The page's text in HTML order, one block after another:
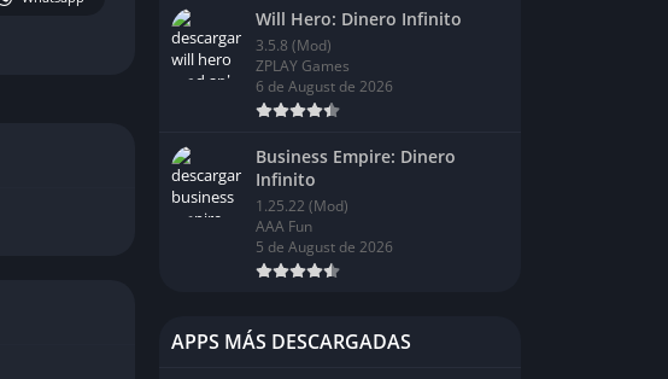
Will Hero: Dinero Infinito
3.5.8 (Mod)
ZPLAY Games
6 de August de 2026
Business Empire: Dinero
Infinito
1.25.22 (Mod)
AAA Fun
5 de August de 2026
APPS MÁS DESCARGADAS